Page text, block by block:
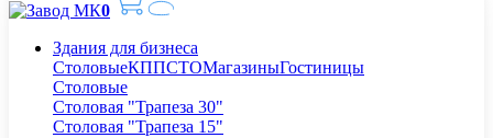
0
Здания для бизнеса
СтоловыеКППСТОМагазиныГостиницы
Столовые
Столовая "Трапеза 30"
Столовая "Трапеза 15"